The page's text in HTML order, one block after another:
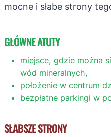
mocne i słabe strony
GŁÓWNE ATUTY
miejsce, gdzie można
wód mineralnych,
położenie w centrum
bezpłatne parkingi w
SŁABSZE STRONY